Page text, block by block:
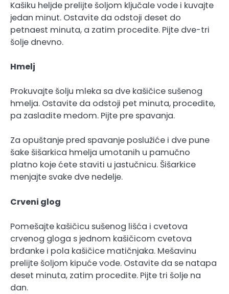
Kašiku heljde prelijte šoljom ključale vode i kuvajte
jedan minut. Ostavite da odstoji deset do
petnaest minuta, a zatim procedite. Pijte dve-tri
šolje dnevno.
Hmelj
Prokuvajte šolju mleka sa dve kašičice sušenog
hmelja. Ostavite da odstoji pet minuta, procedite,
pa zasladite medom. Pijte pre spavanja.
Za opuštanje pred spavanje poslužiće i dve pune
šake šišarkica hmelja umotanih u pamučno
platno koje ćete staviti u jastučnicu. Šišarkice
menjajte svake dve nedelje.
Crveni glog
Pomešajte kašičicu sušenog lišća i cvetova
crvenog gloga s jednom kašičicom cvetova
brđanke i pola kašičice matičnjaka. Mešavinu
prelijte šoljom kipuće vode. Ostavite da se natapa
deset minuta, zatim procedite. Pijte tri šolje na
dan.